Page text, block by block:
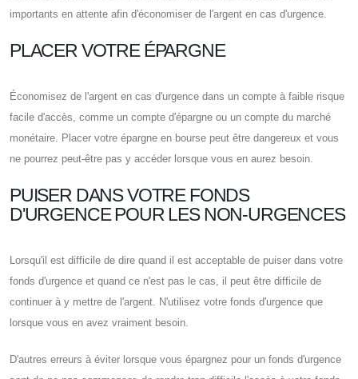
importants en attente afin d'économiser de l'argent en cas d'urgence.
PLACER VOTRE ÉPARGNE
Économisez de l'argent en cas d'urgence dans un compte à faible risque
facile d'accès, comme un compte d'épargne ou un compte du marché
monétaire. Placer votre épargne en bourse peut être dangereux et vous
ne pourrez peut-être pas y accéder lorsque vous en aurez besoin.
PUISER DANS VOTRE FONDS
D'URGENCE POUR LES NON-URGENCES
Lorsqu'il est difficile de dire quand il est acceptable de puiser dans votre
fonds d'urgence et quand ce n'est pas le cas, il peut être difficile de
continuer à y mettre de l'argent. N'utilisez votre fonds d'urgence que
lorsque vous en avez vraiment besoin.
D'autres erreurs à éviter lorsque vous épargnez pour un fonds d'urgence